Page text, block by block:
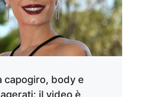
capogiro, body e